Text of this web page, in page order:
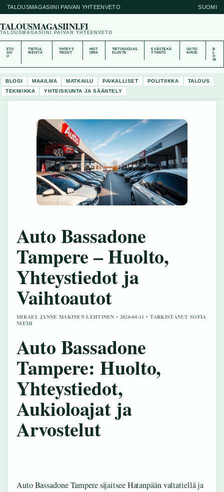
TALOUSMAGASIINI PAIVAN YHTEENVETO SUOMI
TALOUSMAGASIINI.FI
TALOUSMAGASIINI PAIVAN YHTEENVETO
ETU
SIV
U
TIETOA
MEISTÄ
YHTEYS
TIEDOT
HIST
ORIA
TIETOSUOJAS
ELOSTE
EVÄSTEKÄ
YTÄNTÖ
UUTIS
KIRJE
B
O
GI
BLOGI MAAILMA MATKAILU PAIKALLISET POLITIIKKA
TALOUS
TEKNIIKKA
YHTEISKUNTA JA SÄÄNTELY
Auto Bassadone
Tampere – Huolto,
Yhteystiedot ja
Vaihtoautot
MIKAEL JANNE MAKINEN LEHTINEN • 2026-04-11 • TARKISTANUT SOFIA
NIEMI
Auto Bassadone
Tampere: Huolto,
Yhteystiedot,
Aukioloajat ja
Arvostelut
Auto Bassadone Tampere sijaitsee Hatanpään valtatiellä ja